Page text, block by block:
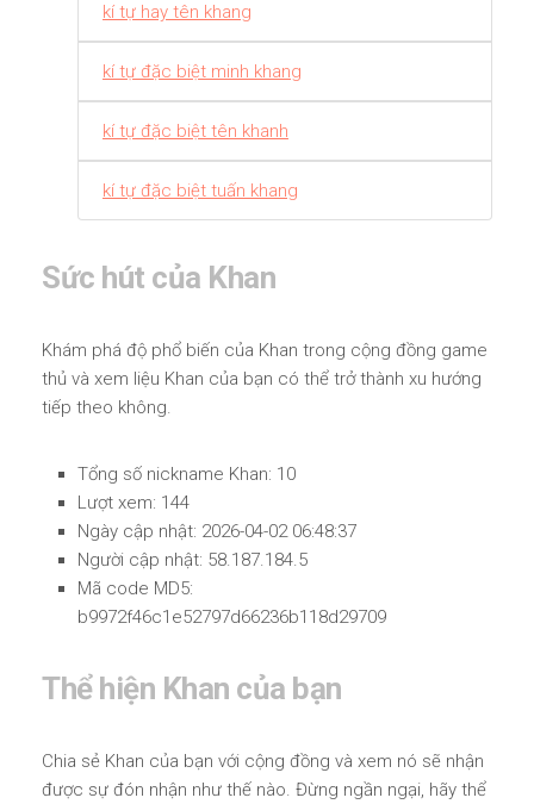
kí tự hay tên khang
kí tự đặc biệt minh khang
kí tự đặc biệt tên khanh
kí tự đặc biệt tuấn khang
Sức hút của Khan
Khám phá độ phổ biến của Khan trong cộng đồng game
thủ và xem liệu Khan của bạn có thể trở thành xu hướng
tiếp theo không.
Tổng số nickname Khan: 10
Lượt xem: 144
Ngày cập nhật: 2026-04-02 06:48:37
Người cập nhật: 58.187.184.5
Mã code MD5:
b9972f46c1e52797d66236b118d29709
Thể hiện Khan của bạn
Chia sẻ Khan của bạn với cộng đồng và xem nó sẽ nhận
được sự đón nhận như thế nào. Đừng ngần ngại, hãy thể